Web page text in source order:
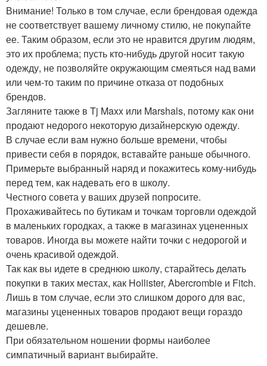
Внимание! Только в том случае, если брендовая одежда
не соответствует вашему личному стилю, не покупайте
ее. Таким образом, если это не нравится другим людям,
это их проблема; пусть кто-нибудь другой носит такую
одежду, не позволяйте окружающим смеяться над вами
или чем-то таким по причине отказа от подобных
брендов.
Загляните также в Tj Maxx или Marshals, потому как они
продают недорого некоторую дизайнерскую одежду.
В случае если вам нужно больше времени, чтобы
привести себя в порядок, вставайте раньше обычного.
Примерьте выбранный наряд и покажитесь кому-нибудь
перед тем, как надевать его в школу.
Честного совета у ваших друзей попросите.
Прохаживайтесь по бутикам и точкам торговли одеждой
в маленьких городках, а также в магазинах уцененных
товаров. Иногда вы можете найти точки с недорогой и
очень красивой одеждой.
Так как вы идете в среднюю школу, старайтесь делать
покупки в таких местах, как Hollister, Abercrombie и Fitch.
Лишь в том случае, если это слишком дорого для вас,
магазины уцененных товаров продают вещи гораздо
дешевле.
При обязательном ношении формы наиболее
симпатичный вариант выбирайте.